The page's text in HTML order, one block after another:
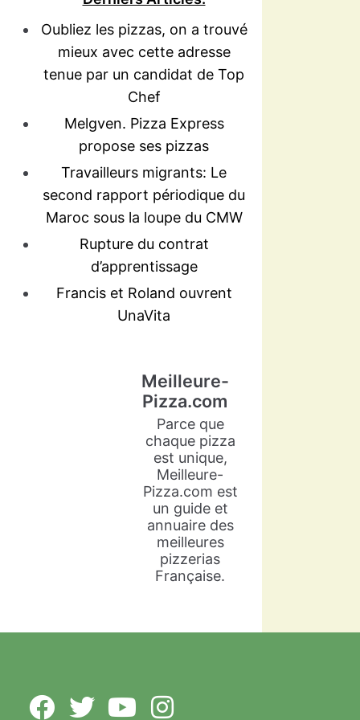
Oubliez les pizzas, on a trouvé
mieux avec cette adresse
tenue par un candidat de Top
Chef
Melgven. Pizza Express
propose ses pizzas
Travailleurs migrants: Le
second rapport périodique du
Maroc sous la loupe du CMW
Rupture du contrat
d’apprentissage
Francis et Roland ouvrent
UnaVita
Meilleure-
Pizza.com
Parce que
chaque pizza
est unique,
Meilleure-
Pizza.com est
un guide et
annuaire des
meilleures
pizzerias
Française.
italienne. Sacrée vice